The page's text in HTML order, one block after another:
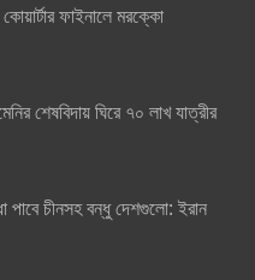
ফাইনালে মরক্কো
শেষবিদায় ঘিরে ৭০ লাখ যাত্রীর
পাবে চীনসহ বন্ধু দেশগুলো: ইরান